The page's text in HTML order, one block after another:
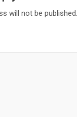
will not be published.